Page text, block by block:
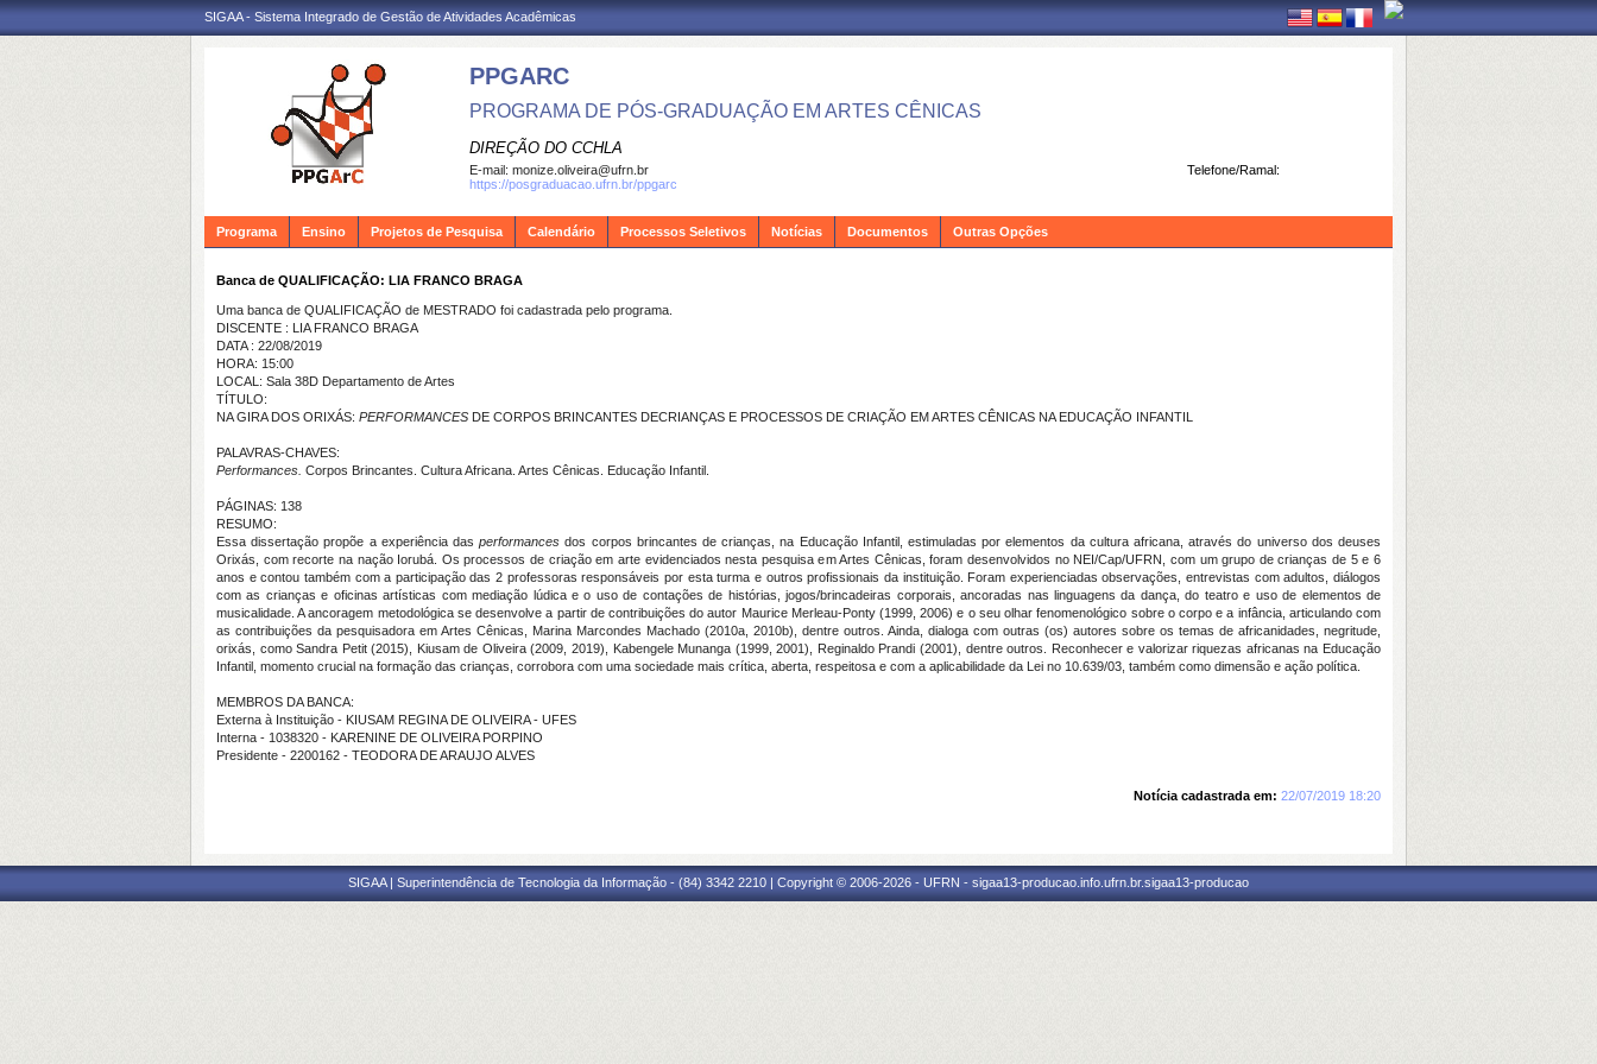
SIGAA - Sistema Integrado de Gestão de Atividades Acadêmicas
PPGARC
PROGRAMA DE PÓS-GRADUAÇÃO EM ARTES CÊNICAS
DIREÇÃO DO CCHLA
Telefone/Ramal:
E-mail: monize.oliveira@ufrn.br
https://posgraduacao.ufrn.br/ppgarc
Programa Ensino Projetos de Pesquisa Calendário Processos Seletivos Notícias Documentos Outras Opções
Banca de QUALIFICAÇÃO: LIA FRANCO BRAGA
Uma banca de QUALIFICAÇÃO de MESTRADO foi cadastrada pelo programa.
DISCENTE : LIA FRANCO BRAGA
DATA : 22/08/2019
HORA: 15:00
LOCAL: Sala 38D Departamento de Artes
TÍTULO:
NA GIRA DOS ORIXÁS: PERFORMANCES DE CORPOS BRINCANTES DECRIANÇAS E PROCESSOS DE CRIAÇÃO EM ARTES CÊNICAS NA EDUCAÇÃO INFANTIL
PALAVRAS-CHAVES:
Performances. Corpos Brincantes. Cultura Africana. Artes Cênicas. Educação Infantil.
PÁGINAS: 138
RESUMO:
Essa dissertação propõe a experiência dasperformancesdos corpos brincantes de crianças, na Educação Infantil, estimuladas por elementos da cultura africana, através do universo dos deuses
Orixás, com recorte na nação Iorubá. Os processos de criação em arte evidenciados nesta pesquisa em Artes Cênicas, foram desenvolvidos no NEI/Cap/UFRN, com um grupo de crianças de 5 e 6
anos e contou também com a participação das 2 professoras responsáveis por esta turma e outros profissionais da instituição. Foram experienciadas observações, entrevistas com adultos, diálogos
com as crianças e oficinas artísticas com mediação lúdica e o uso de contações de histórias, jogos/brincadeiras corporais, ancoradas nas linguagens da dança, do teatro e uso de elementos de
musicalidade. A ancoragem metodológica se desenvolve a partir de contribuições do autor Maurice Merleau-Ponty (1999, 2006) e o seu olhar fenomenológico sobre o corpo e a infância, articulando com
as contribuições da pesquisadora em Artes Cênicas, Marina Marcondes Machado (2010a, 2010b), dentre outros. Ainda, dialoga com outras (os) autores sobre os temas de africanidades, negritude,
orixás, como Sandra Petit (2015), Kiusam de Oliveira (2009, 2019), Kabengele Munanga (1999, 2001), Reginaldo Prandi (2001), dentre outros. Reconhecer e valorizar riquezas africanas na Educação
Infantil, momento crucial na formação das crianças, corrobora com uma sociedade mais crítica, aberta, respeitosa e com a aplicabilidade da Lei no 10.639/03, também como dimensão e ação política.
MEMBROS DA BANCA:
Externa à Instituição - KIUSAM REGINA DE OLIVEIRA - UFES
Interna - 1038320 - KARENINE DE OLIVEIRA PORPINO
Presidente - 2200162 - TEODORA DE ARAUJO ALVES
Notícia cadastrada em: 22/07/2019 18:20
SIGAA | Superintendência de Tecnologia da Informação - (84) 3342 2210 | Copyright © 2006-2026 - UFRN - sigaa13-producao.info.ufrn.br.sigaa13-producao